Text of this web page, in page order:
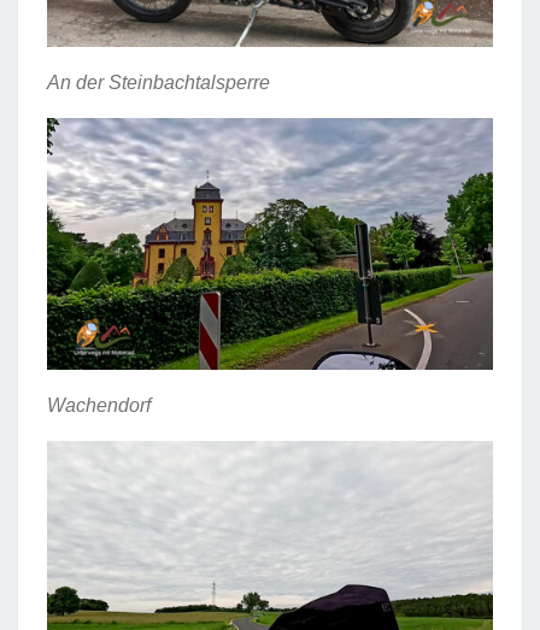
An der Steinbachtalsperre
Wachendorf